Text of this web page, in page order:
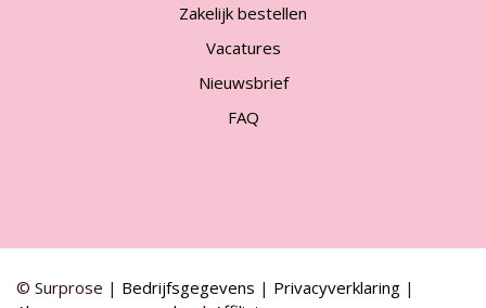
Zakelijk bestellen
Vacatures
Nieuwsbrief
FAQ
© Surprose | Bedrijfsgegevens | Privacyverklaring |